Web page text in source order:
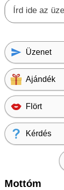
Üzenet
Ajándék
Flört
Kérdés
Mottóm